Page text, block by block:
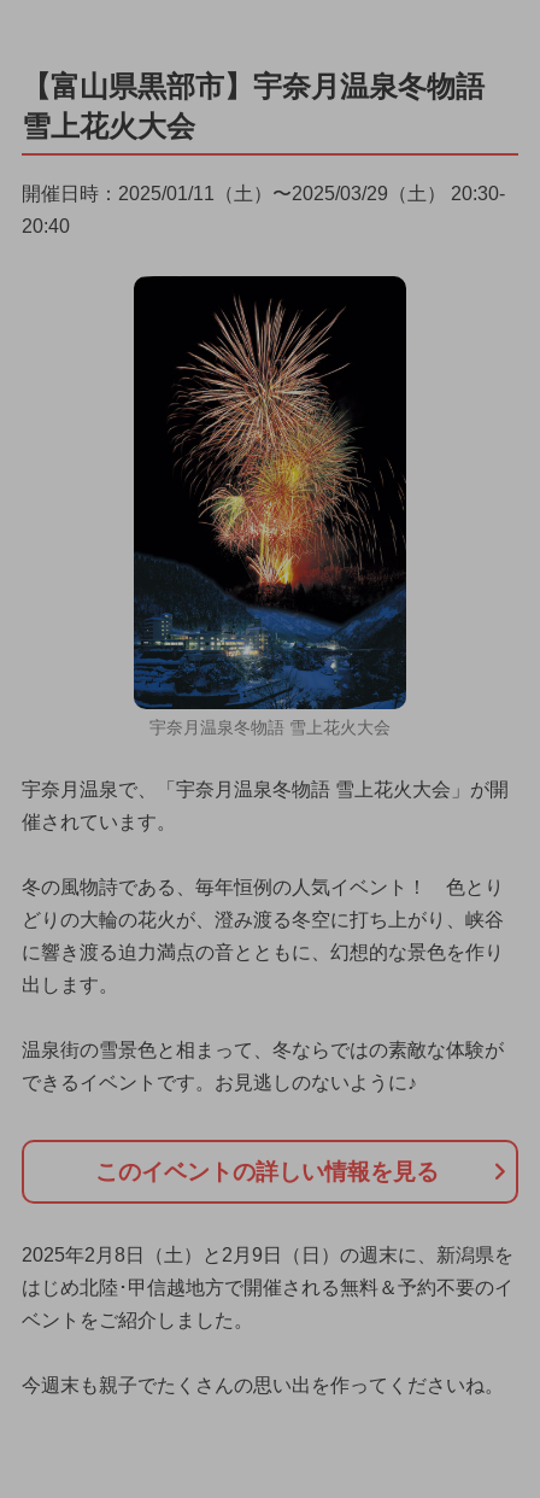
【富山県黒部市】宇奈月温泉冬物語
雪上花火大会
開催日時：2025/01/11（土）〜2025/03/29（土） 20:30-
20:40
宇奈月温泉冬物語 雪上花火大会
宇奈月温泉で、「宇奈月温泉冬物語 雪上花火大会」が開
催されています。
冬の風物詩である、毎年恒例の人気イベント！ 色とり
どりの大輪の花火が、澄み渡る冬空に打ち上がり、峡谷
に響き渡る迫力満点の音とともに、幻想的な景色を作り
出します。
温泉街の雪景色と相まって、冬ならではの素敵な体験が
できるイベントです。お見逃しのないように♪
このイベントの詳しい情報を見る
2025年2月8日（土）と2月9日（日）の週末に、新潟県を
はじめ北陸･甲信越地方で開催される無料＆予約不要のイ
ベントをご紹介しました。
今週末も親子でたくさんの思い出を作ってくださいね。